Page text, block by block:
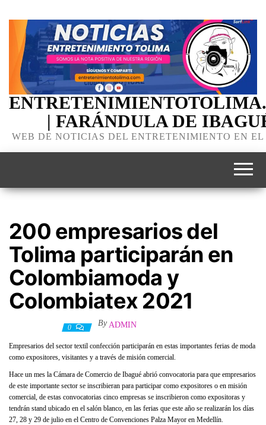
| FARÁNDULA DE
WEB DE NOTICIAS DEL ENTRETENIMIENTO EN
200 empresarios del
Tolima participarán en
Colombiamoda y
Colombiatex 2021
0 By ADMIN
Empresarios del sector textil confección participarán en estas importantes ferias de moda
como expositores, visitantes y a través de misión comercial.
Hace un mes la Cámara de Comercio de Ibagué abrió convocatoria para que empresarios
de este importante sector se inscribieran para participar como expositores o en misión
comercial, de estas convocatorias cinco empresas se inscribieron como expositoras y
tendrán stand ubicado en el salón blanco, en las ferias que este año se realizarán los días
27, 28 y 29 de julio en el Centro de Convenciones Palza Mayor en Medellín.